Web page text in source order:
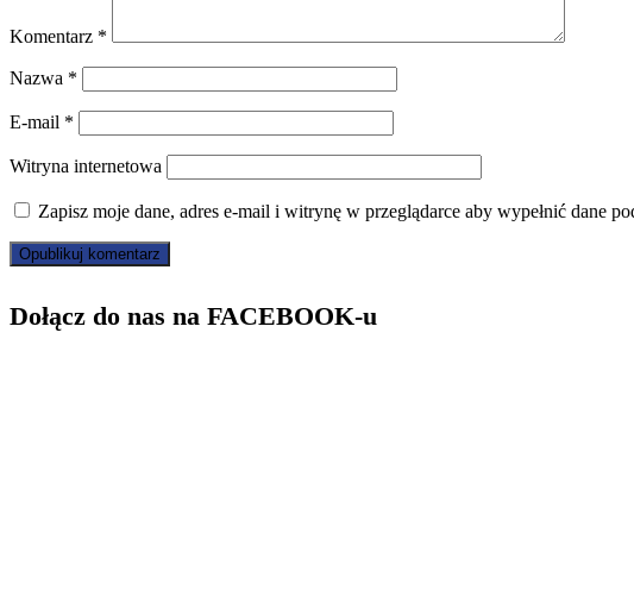
Komentarz *
Nazwa *
E-mail *
Witryna internetowa
Zapisz moje dane, adres e-mail i witrynę w przeglądarce aby wypełnić dane
Dołącz do nas na FACEBOOK-u